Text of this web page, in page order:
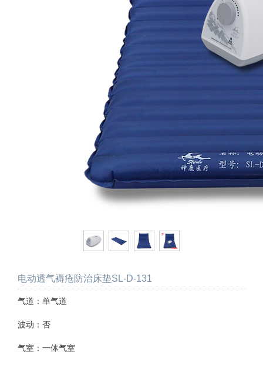
电动透气褥疮防治床垫SL-D-131
气道：单气道
波动：否
气室：一体气室